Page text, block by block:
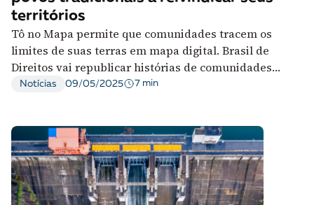
territórios
Tô no Mapa permite que comunidades tracem os
limites de suas terras em mapa digital. Brasil de
Direitos vai republicar histórias de comunidades
mapeadas
Notícias 09/05/2025 7 min